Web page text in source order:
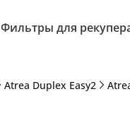
Фильтры для
Atrea Duplex Easy2